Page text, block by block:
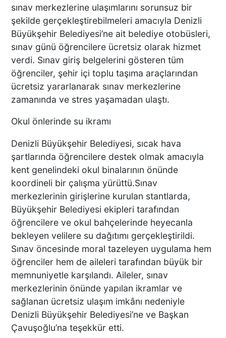
sınav merkezlerine ulaşımlarını sorunsuz bir
şekilde gerçekleştirebilmeleri amacıyla Denizli
Büyükşehir Belediyesi’ne ait belediye otobüsleri,
sınav günü öğrencilere ücretsiz olarak hizmet
verdi. Sınav giriş belgelerini gösteren tüm
öğrenciler, şehir içi toplu taşıma araçlarından
ücretsiz yararlanarak sınav merkezlerine
zamanında ve stres yaşamadan ulaştı.
Okul önlerinde su ikramı
Denizli Büyükşehir Belediyesi, sıcak hava
şartlarında öğrencilere destek olmak amacıyla
kent genelindeki okul binalarının önünde
koordineli bir çalışma yürüttü.Sınav
merkezlerinin girişlerine kurulan stantlarda,
Büyükşehir Belediyesi ekipleri tarafından
öğrencilere ve okul bahçelerinde heyecanla
bekleyen velilere su dağıtımı gerçekleştirildi.
Sınav öncesinde moral tazeleyen uygulama hem
öğrenciler hem de aileleri tarafından büyük bir
memnuniyetle karşılandı. Aileler, sınav
merkezlerinin önünde yapılan ikramlar ve
sağlanan ücretsiz ulaşım imkânı nedeniyle
Denizli Büyükşehir Belediyesi’ne ve Başkan
Çavuşoğlu’na teşekkür etti.